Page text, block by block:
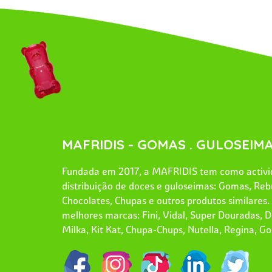
MAFRIDIS - GOMAS .
Fundada em 2017, a MAFRIDIS tem como
distribuição de doces e guloseimas: Gomas,
Chocolates, Chupas e outros produtos
melhores marcas: Fini, Vidal, Super Douradas,
Milka, Kit Kat, Chupa-Chups, Nutella, Regina,